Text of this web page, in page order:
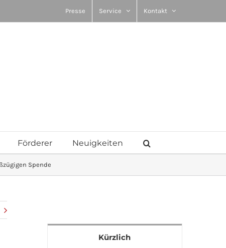
Presse Service Kontakt
Förderer Neuigkeiten
Spende
Kürzlich